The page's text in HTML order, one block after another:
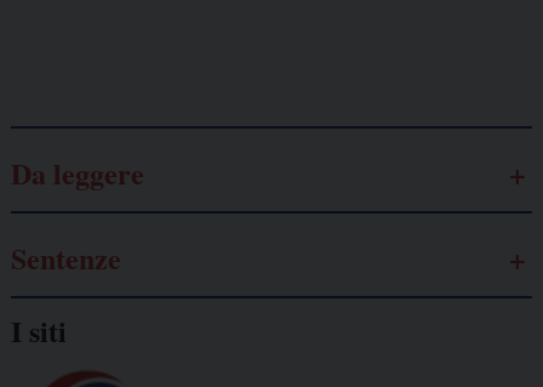
Da leggere
Sentenze
I siti